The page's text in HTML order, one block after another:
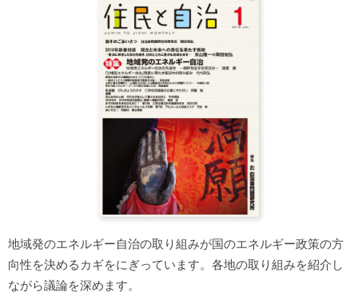
地域発のエネルギー自治の取り組みが国のエネルギー政策の方
向性を決めるカギをにぎっています。各地の取り組みを紹介し
ながら議論を深めます。